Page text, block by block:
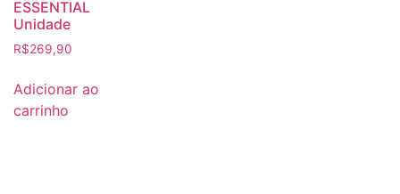
ESSENTIAL
Unidade
R$269,90
Adicionar ao
carrinho